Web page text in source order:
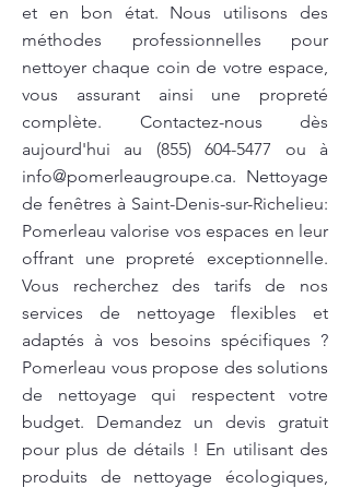
et en bon état. Nous utilisons des
méthodes professionnelles pour
nettoyer chaque coin de votre espace,
vous assurant ainsi une propreté
complète. Contactez-nous dès
aujourd'hui au (855) 604-5477 ou à
info@pomerleaugroupe.ca. Nettoyage
de fenêtres à Saint-Denis-sur-Richelieu:
Pomerleau valorise vos espaces en leur
offrant une propreté exceptionnelle.
Vous recherchez des tarifs de nos
services de nettoyage flexibles et
adaptés à vos besoins spécifiques ?
Pomerleau vous propose des solutions
de nettoyage qui respectent votre
budget. Demandez un devis gratuit
pour plus de détails ! En utilisant des
produits de nettoyage écologiques,